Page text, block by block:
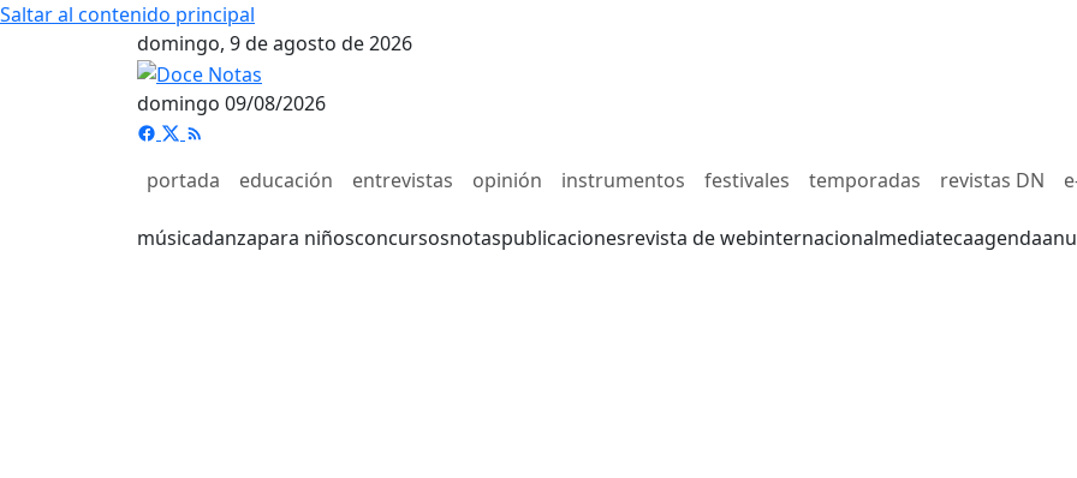
Saltar al contenido principal
domingo, 9 de agosto de 2026
domingo 09/08/2026
portada educación entrevistas opinión instrumentos festivales temporadas revistas DN
músicadanzapara niñosconcursosnotaspublicacionesrevista de webinternacionalmediatecaagenda